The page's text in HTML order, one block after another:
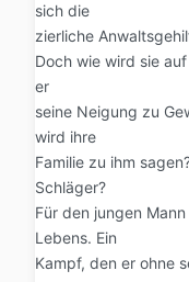
sich die
zierliche
Doch wie wird sie
er
seine Neigung zu
wird ihre
Familie zu ihm
Schläger?
Für den jungen
Lebens. Ein
Kampf, den er ohne